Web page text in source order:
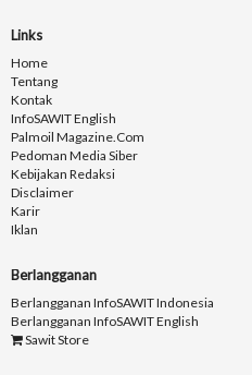
Links
Home
Tentang
Kontak
InfoSAWIT English
Palmoil Magazine.com
Pedoman Media Siber
Kebijakan Redaksi
Disclaimer
Karir
Iklan
Berlangganan
Berlangganan InfoSAWIT Indonesia
Berlangganan InfoSAWIT English
Sawit Store